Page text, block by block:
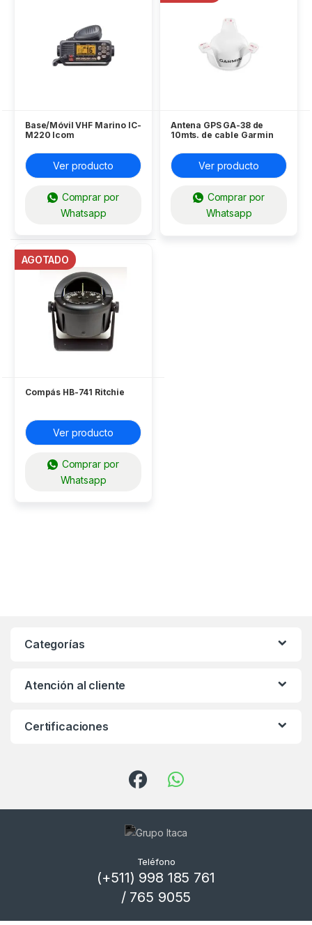
Base/Móvil VHF Marino IC-
M220 Icom
Ver producto
Comprar por
Whatsapp
Antena GPS GA-38 de
10mts. de cable Garmin
Ver producto
Comprar por
Whatsapp
AGOTADO
Compás HB-741 Ritchie
Ver producto
Comprar por
Whatsapp
Categorías
Atención al cliente
Certificaciones
Teléfono
(+511) 998 185 761
/ 765 9055